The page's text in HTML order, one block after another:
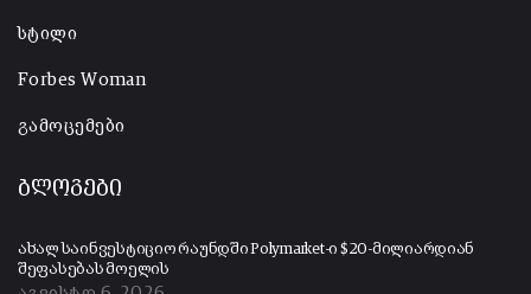
სტილი
Forbes Woman
გამოცემები
ბლოგები
ახალ საინვესტიციო რაუნდში Polymarket-ი $20-მილიარდიან
შეფასებას მოელის